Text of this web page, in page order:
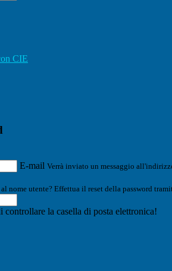
CIE
E-mail Verrà inviato un messaggio
nome utente? Effettua il reset della password
controllare la casella di posta elettronica!